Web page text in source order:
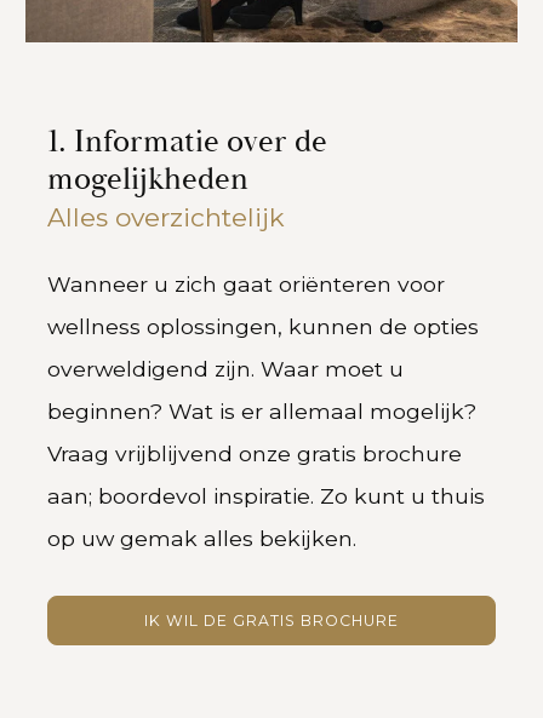
1. Informatie over de
mogelijkheden
Alles overzichtelijk
Wanneer u zich gaat oriënteren voor
wellness oplossingen, kunnen de opties
overweldigend zijn. Waar moet u
beginnen? Wat is er allemaal mogelijk?
Vraag vrijblijvend onze gratis brochure
aan; boordevol inspiratie. Zo kunt u thuis
op uw gemak alles bekijken.
IK WIL DE GRATIS BROCHURE